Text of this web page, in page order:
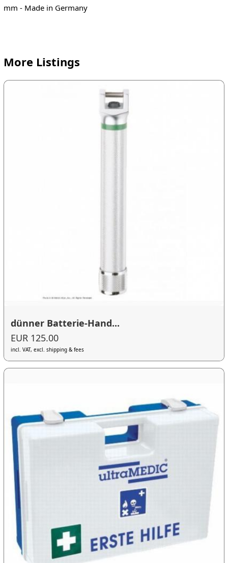
mm - Made in Germany
More Listings
dünner Batterie-Hand...
EUR 125.00
incl. VAT, excl. shipping & fees